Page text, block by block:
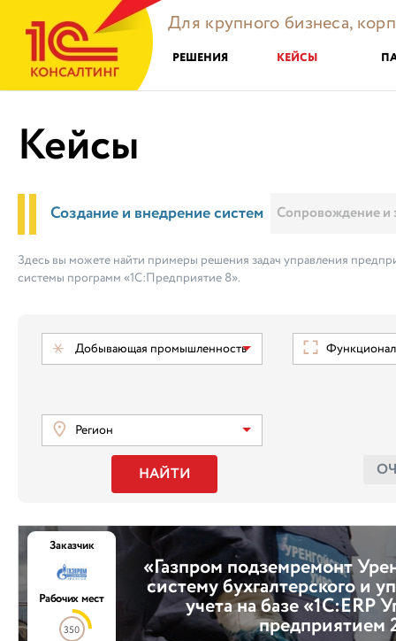
Для крупного бизнеса,
РЕШЕНИЯ КЕЙСЫ
Кейсы
Создание и внедрение систем Сопровождение и
Здесь вы можете найти примеры решения задач управления
системы программ «1С:Предприятие 8».
Добывающая промышленность
Регион
НАЙТИ
«Газпром подземремонт
систему бухгалтерского и
учета на базе «1С:ERP
предприятием
Заказчик
Рабочих мест
350